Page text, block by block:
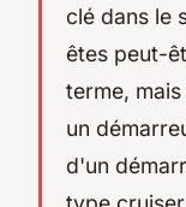
clé dans le
êtes peut-
terme,
un
d'un